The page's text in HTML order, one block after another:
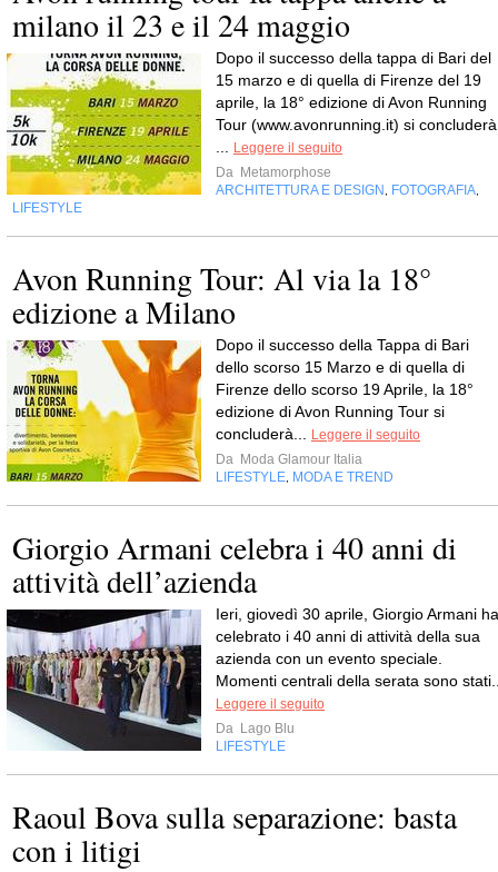
milano il 23 e il 24 maggio
Dopo il successo della tappa di Bari del
15 marzo e di quella di Firenze del 19
aprile, la 18° edizione di Avon Running
Tour (www.avonrunning.it) si concluderà
Leggere il seguito
Da Metamorphose
ARCHITETTURA E DESIGN
FOTOGRAFIA
LIFESTYLE
Avon Running Tour: Al via la 18°
edizione a Milano
Dopo il successo della Tappa di Bari
dello scorso 15 Marzo e di quella di
Firenze dello scorso 19 Aprile, la 18°
edizione di Avon Running Tour si
concluderà...
Leggere il seguito
Da Moda Glamour Italia
LIFESTYLE MODA E TREND
Giorgio Armani celebra i 40 anni di
attività dell’azienda
Ieri, giovedì 30 aprile, Giorgio Armani ha
celebrato i 40 anni di attività della sua
azienda con un evento speciale.
Momenti centrali della serata sono
Leggere il seguito
Da Lago Blu
LIFESTYLE
Raoul Bova sulla separazione: basta
con i litigi